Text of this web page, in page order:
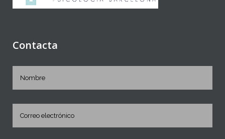
Contacta